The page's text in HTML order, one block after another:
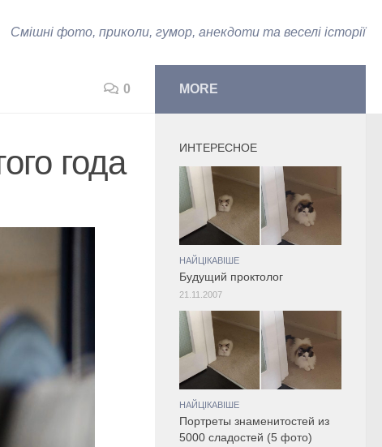
Смішні фото, приколи, гумор, анекдоти та веселі історії
0
года
MORE
ИНТЕРЕСНОЕ
НАЙЦІКАВІШЕ
Будущий проктолог
21.11.2007
НАЙЦІКАВІШЕ
Портреты знаменитостей из
5000 сладостей (5 фото)